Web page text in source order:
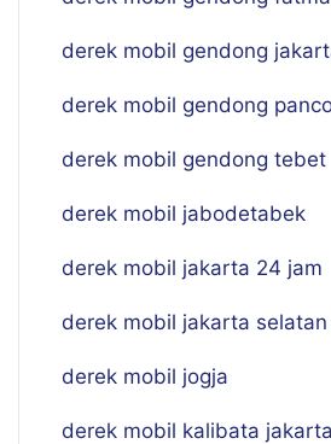
derek mobil gendong
derek mobil gendong
derek mobil gendong tebet
derek mobil jabodetabek
derek mobil jakarta 24 jam
derek mobil jakarta
derek mobil jogja
derek mobil kalibata jakarta